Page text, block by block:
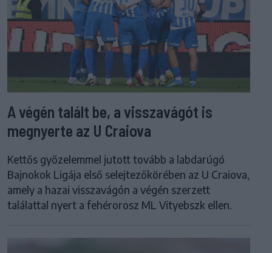
A végén talált be, a visszavágót is
megnyerte az U Craiova
Kettős győzelemmel jutott tovább a labdarúgó
Bajnokok Ligája első selejtezőkörében az U Craiova,
amely a hazai visszavágón a végén szerzett
találattal nyert a fehérorosz ML Vityebszk ellen.